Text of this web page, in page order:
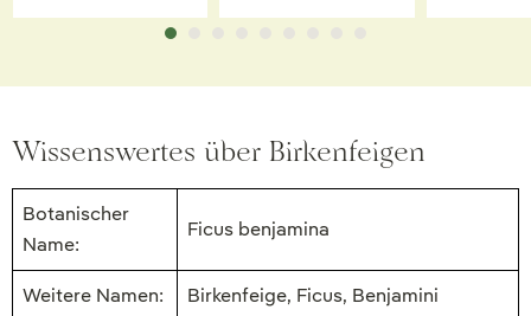
Wissenswertes über Birkenfeigen
Botanischer
Name:
Ficus benjamina
Weitere Namen: Birkenfeige, Ficus, Benjamini